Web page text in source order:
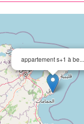
appartement s+1 à be...